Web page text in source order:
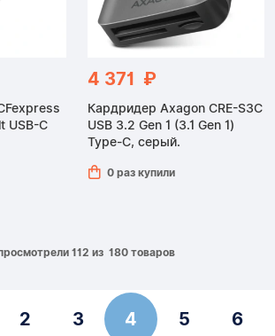
USB-C
4 371 ₽
Кардридер Axagon CRE-S3C
USB 3.2 Gen 1 (3.1 Gen 1)
Type-C, серый.
0 раз купили
112 из 180 товаров
2 3 4 5 6